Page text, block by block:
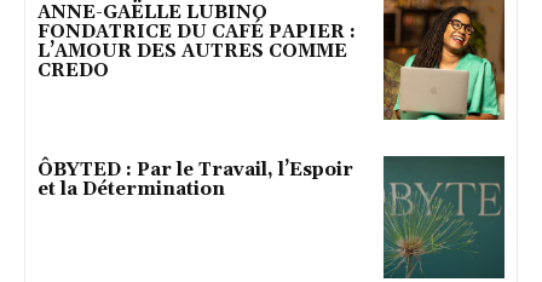
ANNE-GAËLLE LUBINO
FONDATRICE DU CAFÉ PAPIER :
L’AMOUR DES AUTRES COMME
CREDO
ÔBYTED : Par le Travail, l’Espoir
et la Détermination